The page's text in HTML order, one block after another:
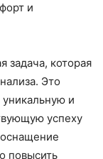
и
задача, которая
Это
и
успеху
повысить